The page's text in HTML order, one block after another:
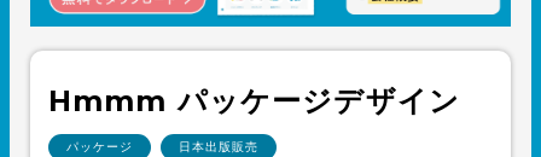
Hmmm パッケージデザイン
パッケージ 日本出版販売